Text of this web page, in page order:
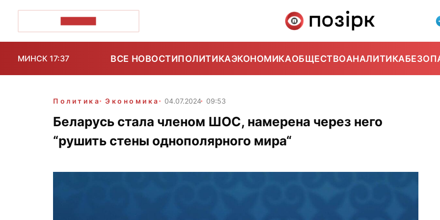
МИНСК 17:37 ВСЕ НОВОСТИПОЛИТИКАЭКОНОМИКАОБЩЕСТВОАНАЛИТИКА
Политика Экономика 04.07.2024 09:53
Беларусь стала членом ШОС, намерена через него
“рушить стены однополярного мира“